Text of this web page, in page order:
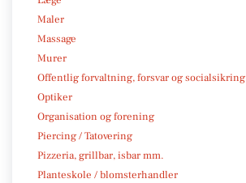
Maler
Massage
Murer
Offentlig forvaltning, forsvar og socialsikring
Optiker
Organisation og forening
Piercing / Tatovering
Pizzeria, grillbar, isbar mm.
Planteskole / blomsterhandler